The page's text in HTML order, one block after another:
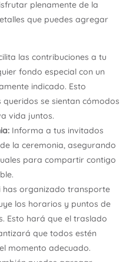
plenamente de la
que puedes agregar
las contribuciones a tu
fondo especial con un
indicado. Esto
se sientan cómodos
vida juntos.
Informa a tus invitados
la ceremonia, asegurando
para compartir contigo
has organizado transporte
los horarios y puntos de
Esto hará que el traslado
que todos estén
momento adecuado.